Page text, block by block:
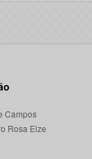
Campos
Rosa Elze